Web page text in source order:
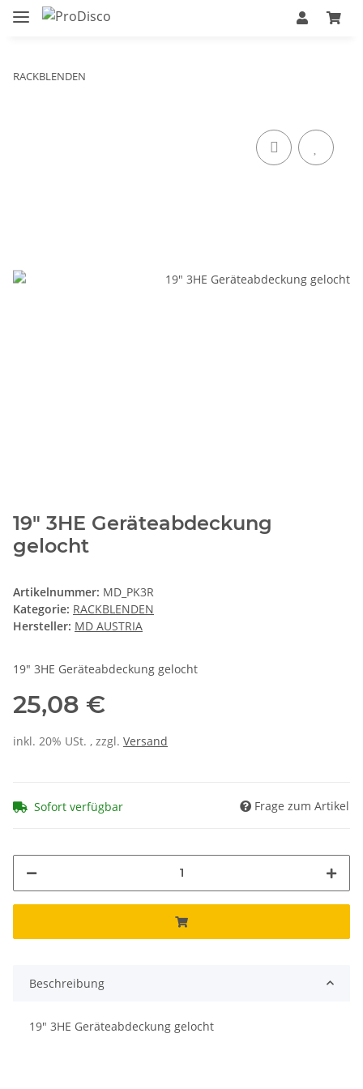
RACKBLENDEN
19" 3HE Geräteabdeckung
gelocht
Artikelnummer: MD_PK3R
Kategorie: RACKBLENDEN
Hersteller: MD AUSTRIA
19" 3HE Geräteabdeckung gelocht
25,08 €
inkl. 20% USt. , zzgl. Versand
Sofort verfügbar Frage zum Artikel
Beschreibung
19" 3HE Geräteabdeckung gelocht